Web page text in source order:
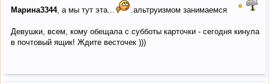
Марина3344, а мы тут эта... .альтруизмом занимаемся
Девушки, всем, кому обещала с субботы карточки - сегодня кинула
в почтовый ящик! Ждите весточек )))